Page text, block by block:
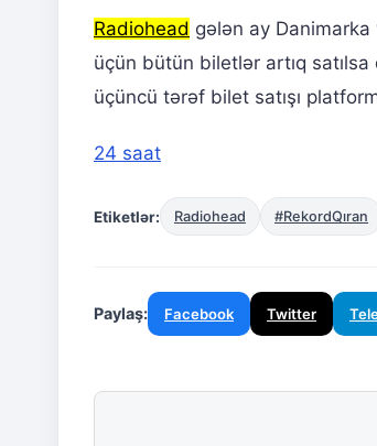
Radiohead gələn ay
üçün bütün biletlər artıq
üçüncü tərəf bilet satışı
24 saat
Etiketlər: Radiohead #RekordQıran
Paylaş: Facebook Twitter